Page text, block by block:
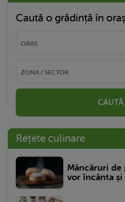
Caută o grădință în
CAUTĂ
Rețete culinare
Mâncăruri de
vor încânta